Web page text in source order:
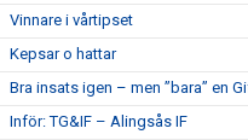
Vinnare i vårtipset
Kepsar o hattar
Bra insats igen – men ”bara” en
Inför: TG&IF – Alingsås IF